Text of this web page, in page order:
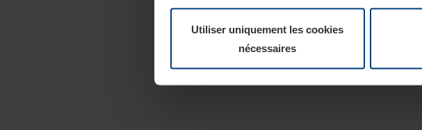
Utiliser uniquement les cookies
nécessaires